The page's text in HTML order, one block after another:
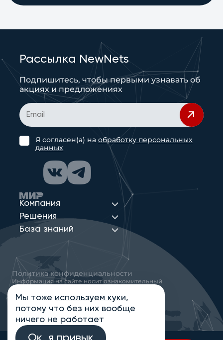
Компания
Решения
База знаний
Рассылка NewNets
Подпишитесь, чтобы первыми узнавать об
акциях и предложениях
Я согласен(а) наобработку персональных
данных
Политика конфиденциальности
Информация на сайте носит ознакомительный
характер и не является публичной офертой,
определяемой положениями статьи 437
Гражданского кодекса РФ
© 2013-2026 Новые Сети Интеграция
Мы тоже используем куки,
потому что без них вообще
ничего не работает